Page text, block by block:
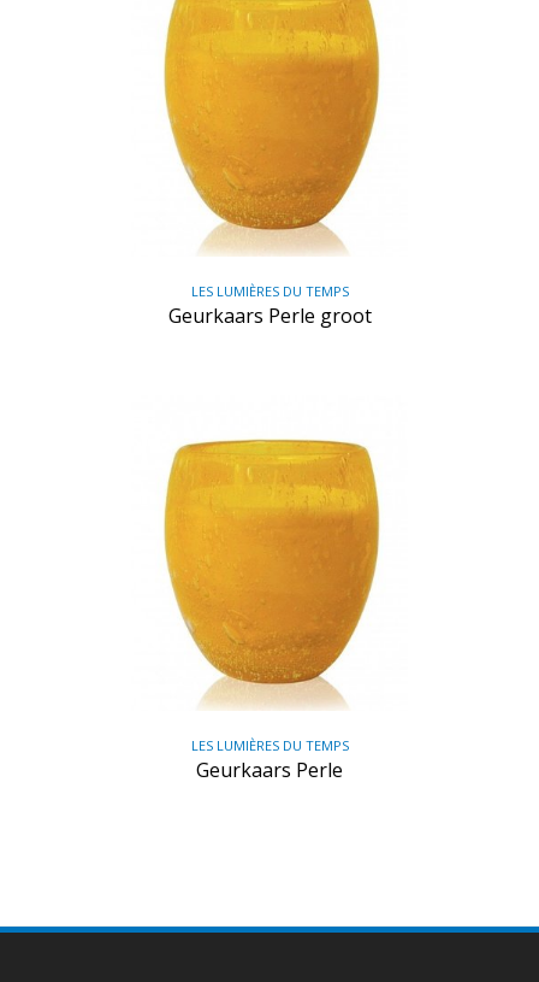
LES LUMIÈRES DU TEMPS
Geurkaars Perle groot
LES LUMIÈRES DU TEMPS
Geurkaars Perle